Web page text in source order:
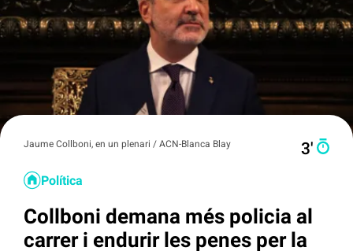
Jaume Collboni, en un plenari / ACN-Blanca Blay 3′
Política
Collboni demana més policia al
carrer i endurir les penes per la